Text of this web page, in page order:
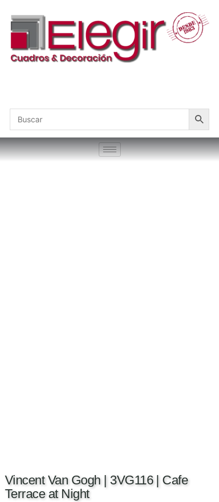
Vincent Van Gogh | 3VG116 | Cafe
Terrace at Night